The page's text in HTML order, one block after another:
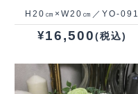
H20㎝×W20㎝／YO‐091
¥16,500(税込)